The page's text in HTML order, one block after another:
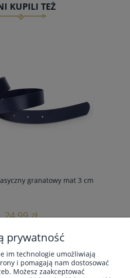
KUPILI TEŻ
granatowy mat 3 cm
24,99 zł
do koszyka
prywatność
im technologie umożliwiają
i pomagają nam dostosować
Możesz zaakceptować